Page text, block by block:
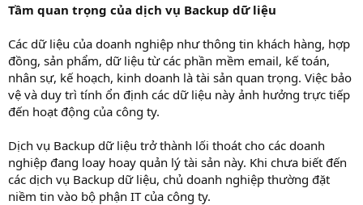
Tầm quan trọng của dịch vụ Backup dữ liệu
Các dữ liệu của doanh nghiệp như thông tin khách hàng, hợp
đồng, sản phẩm, dữ liệu từ các phần mềm email, kế toán,
nhân sự, kế hoạch, kinh doanh là tài sản quan trọng. Việc bảo
vệ và duy trì tính ổn định các dữ liệu này ảnh hưởng trực tiếp
đến hoạt động của công ty.
Dịch vụ Backup dữ liệu trở thành lối thoát cho các doanh
nghiệp đang loay hoay quản lý tài sản này. Khi chưa biết đến
các dịch vụ Backup dữ liệu, chủ doanh nghiệp thường đặt
niềm tin vào bộ phận IT của công ty.